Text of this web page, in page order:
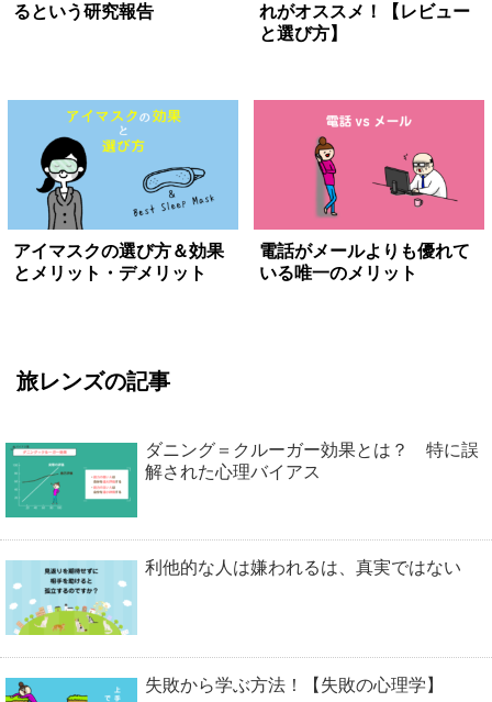
るという研究報告
れがオススメ！【レビュー
と選び方】
アイマスクの選び方＆効果
とメリット・デメリット
電話がメールよりも優れて
いる唯一のメリット
旅レンズの記事
ダニング＝クルーガー効果とは？ 特に誤
解された心理バイアス
利他的な人は嫌われるは、真実ではない
失敗から学ぶ方法！【失敗の心理学】